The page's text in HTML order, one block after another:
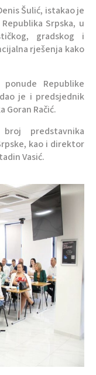
Šulić, istakao je
Srpska, u
gradskog i
rješenja kako
Republike
je i predsjednik
Goran Račić.
predstavnika
kao i direktor
Vasić.